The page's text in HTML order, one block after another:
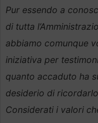
Pur essendo a
di tutta
abbiamo comunque
iniziativa per
quanto accaduto ha
desiderio di
Considerati i valori